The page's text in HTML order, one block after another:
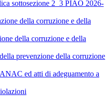
sottosezione 2_3 PIAO 2026-
della corruzione e della
della corruzione e della
prevenzione della corruzione
ed atti di adeguamento a